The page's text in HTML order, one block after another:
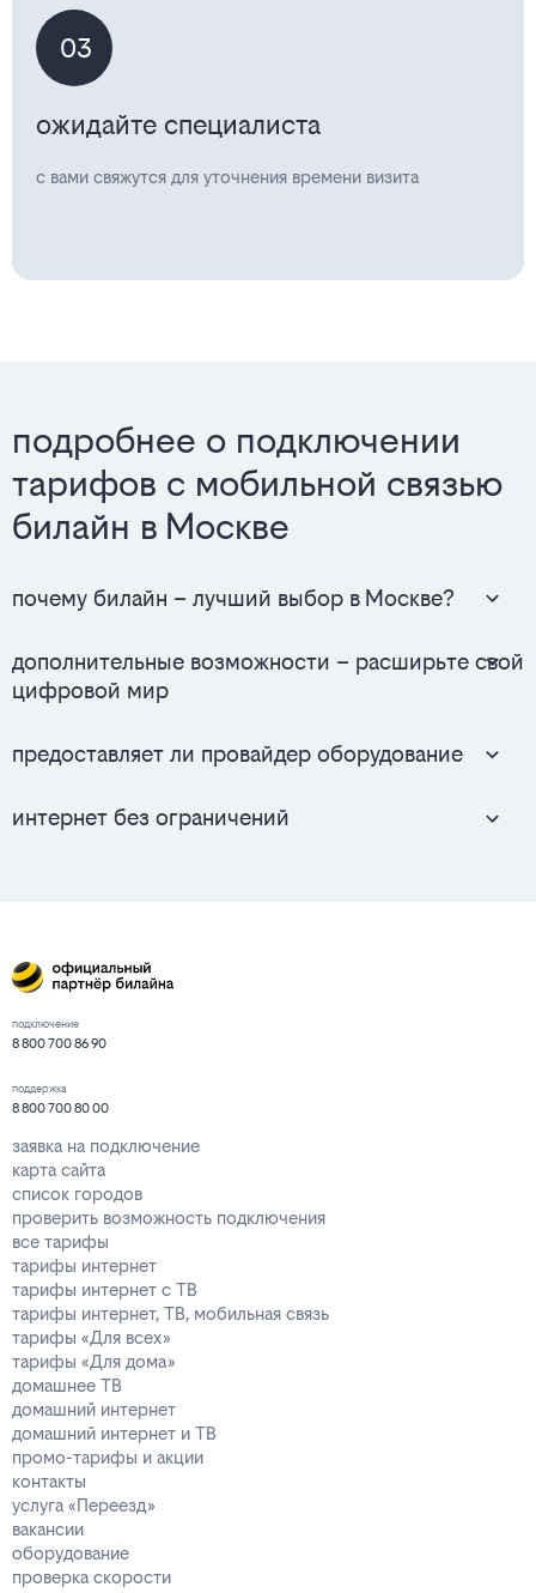
03
ожидайте специалиста
с вами свяжутся для уточнения времени визита
подробнее о подключении
тарифов с мобильной связью
билайн в Москве
почему билайн – лучший выбор в Москве?
дополнительные возможности – расширьте свой
цифровой мир
предоставляет ли провайдер оборудование
интернет без ограничений
подключение
8 800 700 86 90
поддержка
8 800 700 80 00
заявка на подключение
карта сайта
список городов
проверить возможность подключения
все тарифы
тарифы интернет
тарифы интернет с ТВ
тарифы интернет, ТВ, мобильная связь
тарифы «Для всех»
тарифы «Для дома»
домашнее ТВ
домашний интернет
домашний интернет и ТВ
промо-тарифы и акции
контакты
услуга «Переезд»
вакансии
оборудование
проверка скорости